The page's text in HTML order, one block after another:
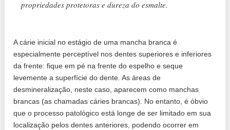
propriedades protetoras e dureza do esmalte.
A cárie inicial no estágio de uma mancha branca é
especialmente perceptível nos dentes superiores e inferiores
da frente: fique em pé na frente do espelho e seque
levemente a superfície do dente. As áreas de
desmineralização, neste caso, aparecem como manchas
brancas (as chamadas cáries brancas). No entanto, é óbvio
que o processo patológico está longe de ser limitado em sua
localização pelos dentes anteriores, podendo ocorrer em